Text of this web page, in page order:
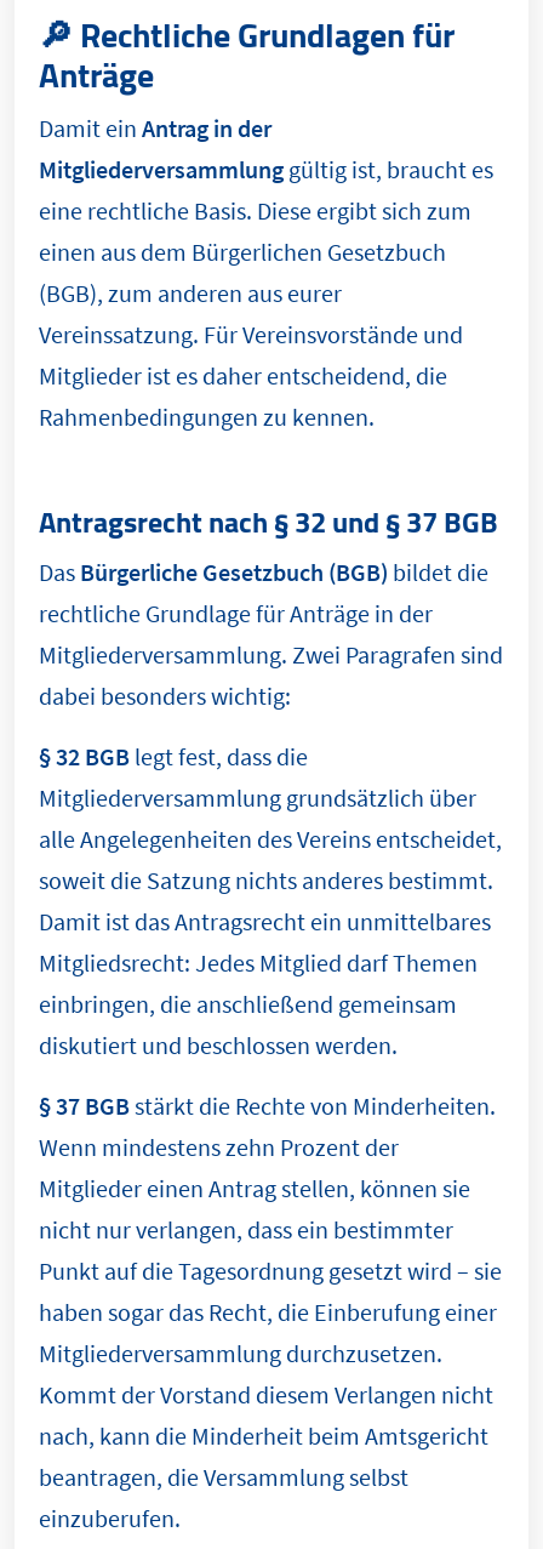
🔎 Rechtliche Grundlagen für
Anträge
Damit ein Antrag in der
Mitgliederversammlung gültig ist, braucht es
eine rechtliche Basis. Diese ergibt sich zum
einen aus dem Bürgerlichen Gesetzbuch
(BGB), zum anderen aus eurer
Vereinssatzung. Für Vereinsvorstände und
Mitglieder ist es daher entscheidend, die
Rahmenbedingungen zu kennen.
Antragsrecht nach § 32 und § 37 BGB
Das Bürgerliche Gesetzbuch (BGB) bildet die
rechtliche Grundlage für Anträge in der
Mitgliederversammlung. Zwei Paragrafen sind
dabei besonders wichtig:
§ 32 BGB legt fest, dass die
Mitgliederversammlung grundsätzlich über
alle Angelegenheiten des Vereins entscheidet,
soweit die Satzung nichts anderes bestimmt.
Damit ist das Antragsrecht ein unmittelbares
Mitgliedsrecht: Jedes Mitglied darf Themen
einbringen, die anschließend gemeinsam
diskutiert und beschlossen werden.
§ 37 BGBstärkt die Rechte von Minderheiten.
Wenn mindestens zehn Prozent der
Mitglieder einen Antrag stellen, können sie
nicht nur verlangen, dass ein bestimmter
Punkt auf die Tagesordnung gesetzt wird – sie
haben sogar das Recht, die Einberufung einer
Mitgliederversammlung durchzusetzen.
Kommt der Vorstand diesem Verlangen nicht
nach, kann die Minderheit beim Amtsgericht
beantragen, die Versammlung selbst
einzuberufen.